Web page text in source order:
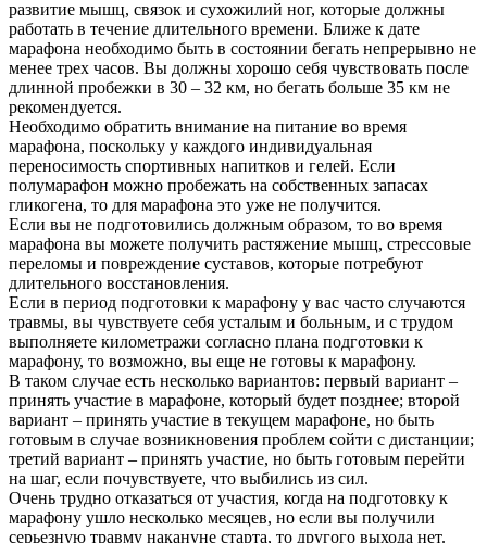
развитие мышц, связок и сухожилий ног, которые должны
работать в течение длительного времени. Ближе к дате
марафона необходимо быть в состоянии бегать непрерывно не
менее трех часов. Вы должны хорошо себя чувствовать после
длинной пробежки в 30 – 32 км, но бегать больше 35 км не
рекомендуется.
Необходимо обратить внимание на питание во время
марафона, поскольку у каждого индивидуальная
переносимость спортивных напитков и гелей. Если
полумарафон можно пробежать на собственных запасах
гликогена, то для марафона это уже не получится.
Если вы не подготовились должным образом, то во время
марафона вы можете получить растяжение мышц, стрессовые
переломы и повреждение суставов, которые потребуют
длительного восстановления.
Если в период подготовки к марафону у вас часто случаются
травмы, вы чувствуете себя усталым и больным, и с трудом
выполняете километражи согласно плана подготовки к
марафону, то возможно, вы еще не готовы к марафону.
В таком случае есть несколько вариантов: первый вариант –
принять участие в марафоне, который будет позднее; второй
вариант – принять участие в текущем марафоне, но быть
готовым в случае возникновения проблем сойти с дистанции;
третий вариант – принять участие, но быть готовым перейти
на шаг, если почувствуете, что выбились из сил.
Очень трудно отказаться от участия, когда на подготовку к
марафону ушло несколько месяцев, но если вы получили
серьезную травму накануне старта, то другого выхода нет.